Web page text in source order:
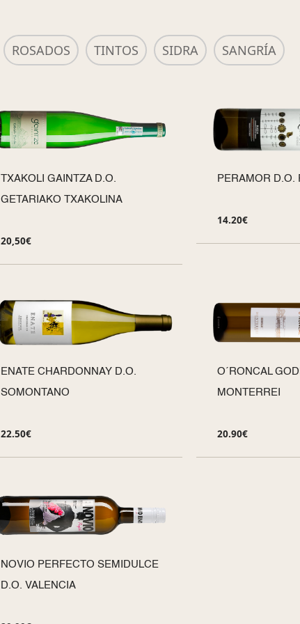
ROSADOS TINTOS SIDRA SANGRÍA
TXAKOLI GAINTZA D.O.
GETARIAKO TXAKOLINA
20,50€
PERAMOR D.O.
14.20€
ENATE CHARDONNAY D.O.
SOMONTANO
22.50€
O´RONCAL
MONTERREI
20.90€
NOVIO PERFECTO SEMIDULCE
D.O. VALENCIA